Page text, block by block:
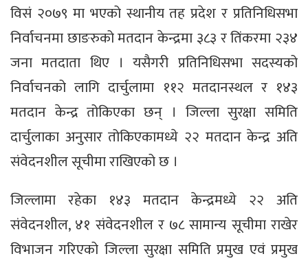
विसं २०७९ मा भएको स्थानीय तह प्रदेश र प्रतिनिधिसभा
निर्वाचनमा छाङरुको मतदान केन्द्रमा ३८३ र तिंकरमा २३४
जना मतदाता थिए । यसैगरी प्रतिनिधिसभा सदस्यको
निर्वाचनको लागि दार्चुलामा ११२ मतदानस्थल र १४३
मतदान केन्द्र तोकिएका छन् । जिल्ला सुरक्षा समिति
दार्चुलाका अनुसार तोकिएकामध्ये २२ मतदान केन्द्र अति
संवेदनशील सूचीमा राखिएको छ ।
जिल्लामा रहेका १४३ मतदान केन्द्रमध्ये २२ अति
संवेदनशील, ४१ संवेदनशील र ७८ सामान्य सूचीमा राखेर
विभाजन गरिएको जिल्ला सुरक्षा समिति प्रमुख एवं प्रमुख